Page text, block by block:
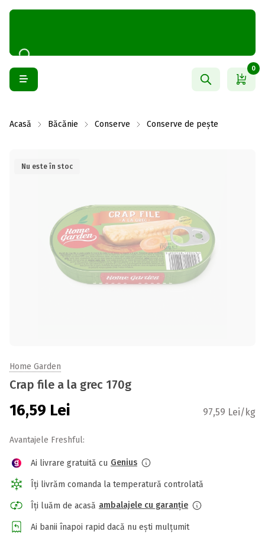
0
Acasă Băcănie Conserve Conserve de pește
Nu este în stoc
Home Garden
Crap file a la grec 170g
16,59 Lei 97,59 Lei/kg
Avantajele Freshful:
Ai livrare gratuită cu Genius
Îți livrăm comanda la temperatură controlată
Îți luăm de acasă ambalajele cu garanție
Ai banii înapoi rapid dacă nu ești mulțumit